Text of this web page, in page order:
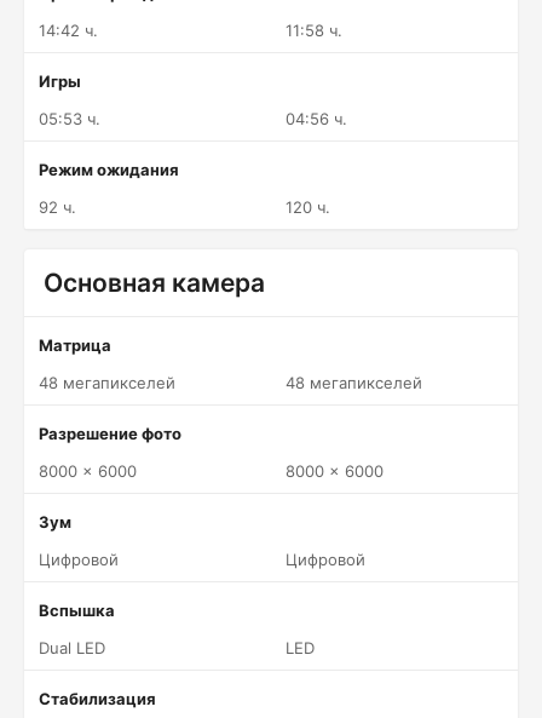
14:42 ч.
11:58 ч.
Игры
05:53 ч.
04:56 ч.
Режим ожидания
92 ч.
120 ч.
Основная камера
Матрица
48 мегапикселей
48 мегапикселей
Разрешение фото
8000 x 6000
8000 x 6000
Зум
Цифровой
Цифровой
Вспышка
Dual LED
LED
Стабилизация